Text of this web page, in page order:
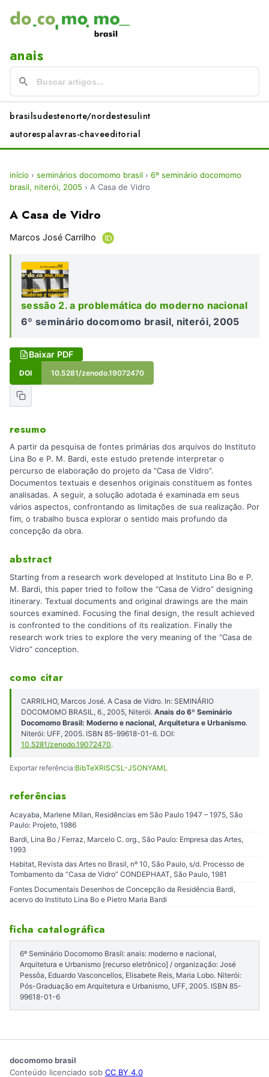
anais
brasilsudestenorte/nordestesulint
autorespalavras-chaveeditorial
início › seminários docomomo brasil › 6º seminário docomomo
brasil, niterói, 2005 › A Casa de Vidro
A Casa de Vidro
Marcos José Carrilho
sessão 2. a problemática do moderno nacional
6º seminário docomomo brasil, niterói, 2005
Baixar PDF
DOI 10.5281/zenodo.19072470
resumo
A partir da pesquisa de fontes primárias dos arquivos do Instituto
Lina Bo e P. M. Bardi, este estudo pretende interpretar o
percurso de elaboração do projeto da “Casa de Vidro”.
Documentos textuais e desenhos originais constituem as fontes
analisadas. A seguir, a solução adotada é examinada em seus
vários aspectos, confrontando as limitações de sua realização. Por
fim, o trabalho busca explorar o sentido mais profundo da
concepção da obra.
abstract
Starting from a research work developed at Instituto Lina Bo e P.
M. Bardi, this paper tried to follow the “Casa de Vidro” designing
itinerary. Textual documents and original drawings are the main
sources examined. Focusing the final design, the result achieved
is confronted to the conditions of its realization. Finally the
research work tries to explore the very meaning of the “Casa de
Vidro” conception.
como citar
CARRILHO, Marcos José. A Casa de Vidro. In: SEMINÁRIO
DOCOMOMO BRASIL, 6., 2005, Niterói. Anais do 6º Seminário
Docomomo Brasil: Moderno e nacional, Arquitetura e Urbanismo.
Niterói: UFF, 2005. ISBN 85-99618-01-6. DOI:
10.5281/zenodo.19072470.
Exportar referência:BibTeXRISCSL-JSONYAML
referências
Acayaba, Marlene Milan, Residências em São Paulo 1947 – 1975, São
Paulo: Projeto, 1986
Bardi, Lina Bo / Ferraz, Marcelo C. org., São Paulo: Empresa das Artes,
1993
Habitat, Revista das Artes no Brasil, nº 10, São Paulo, s/d. Processo de
Tombamento da “Casa de Vidro” CONDEPHAAT, São Paulo, 1981
Fontes Documentais Desenhos de Concepção da Residência Bardi,
acervo do Instituto Lina Bo e Pietro Maria Bardi
ficha catalográfica
6º Seminário Docomomo Brasil: anais: moderno e nacional,
Arquitetura e Urbanismo [recurso eletrônico] / organização: José
Pessôa, Eduardo Vasconcellos, Elisabete Reis, Maria Lobo. Niterói:
Pós-Graduação em Arquitetura e Urbanismo, UFF, 2005. ISBN 85-
99618-01-6
docomomo brasil
Conteúdo licenciado sob CC BY 4.0